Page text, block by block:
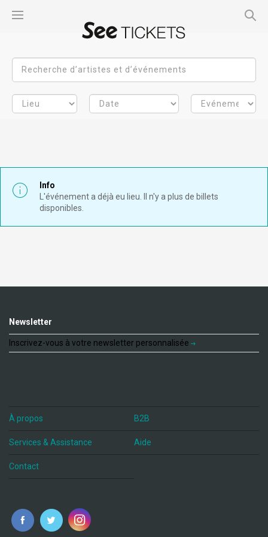
Info
L'événement a déjà eu lieu. Il n'y a plus de billets
disponibles.
Newsletter
Inscrivez-vous à votre newsletter personnalisée
À propos B2B
Services & Assistance Aide
Contact
fr